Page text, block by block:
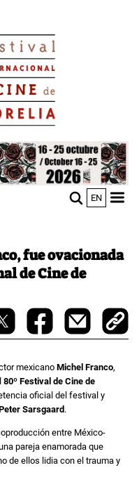
EN
fue ovacionada
de Cine de
mexicano Michel Franco,
80º Festival de Cine de
oficial del festival y
Sarsgaard.
entre México-
pareja enamorada que
de ellos lidia con el trauma y